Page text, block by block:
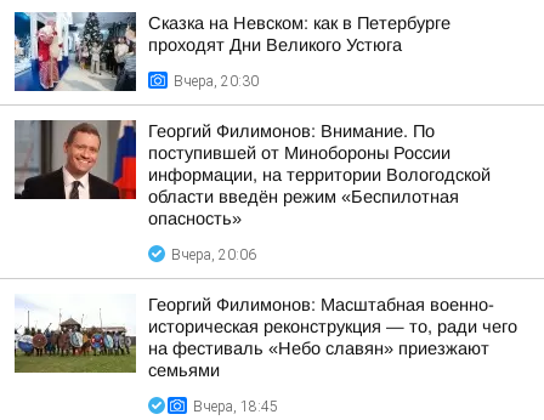
Сказка на Невском: как в Петербурге
проходят Дни Великого Устюга
Вчера, 20:30
Георгий Филимонов: Внимание. По
поступившей от Минобороны России
информации, на территории Вологодской
области введён режим «Беспилотная
опасность»
Вчера, 20:06
Георгий Филимонов: Масштабная военно-
историческая реконструкция — то, ради чего
на фестиваль «Небо славян» приезжают
семьями
Вчера, 18:45